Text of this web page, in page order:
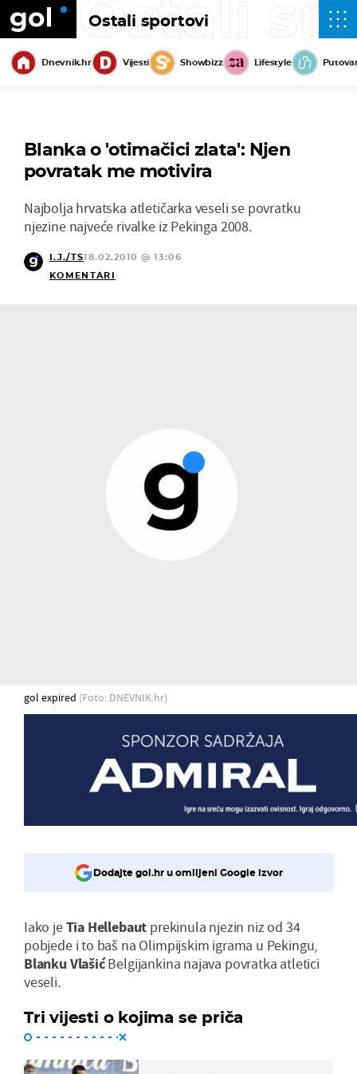
Ostali sportovi
Ostali
Dnevnik.hr Vijesti Showbizz Lifestyle
Blanka o 'otimačici zlata': Njen
povratak me motivira
Najbolja hrvatska atletičarka veseli se povratku
njezine najveće rivalke iz Pekinga 2008.
I.J./TS18.02.2010 @ 13:06
KOMENTARI
gol expired (Foto: DNEVNIK.hr)
Dodajte gol.hr u omiljeni Google izvor
Iako jeTia Hellebaut prekinula njezin niz od 34
pobjede i to baš na Olimpijskim igrama u Pekingu,
Blanku VlašićBelgijankina najava povratka atletici
veseli.
Tri vijesti o kojima se priča